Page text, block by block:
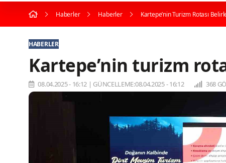
Haberler Haberler Kartepe’nin Turizm Rotası
HABERLER
Kartepe’nin turizm
08.04.2025 - 16:12 | GÜNCELLEME:08.04.2025 - 16:12 368